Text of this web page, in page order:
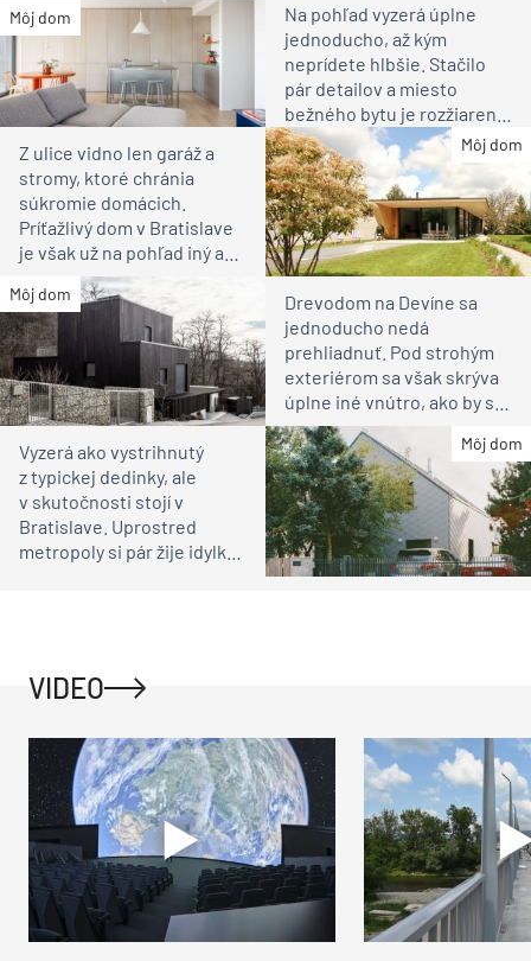
Môj dom
Na pohľad vyzerá úplne
jednoducho, až kým
neprídete hlbšie. Stačilo
pár detailov a miesto
bežného bytu je rozžiarené
bývanie pre rodinu
Môj dom
Z ulice vidno len garáž a
stromy, ktoré chránia
súkromie domácich.
Príťažlivý dom v Bratislave
je však už na pohľad iný ako
susedia
Môj dom
Drevodom na Devíne sa
jednoducho nedá
prehliadnuť. Pod strohým
exteriérom sa však skrýva
úplne iné vnútro, ako by ste
čakali
Môj dom
Vyzerá ako vystrihnutý
z typickej dedinky, ale
v skutočnosti stojí v
Bratislave. Uprostred
metropoly si pár žije idylku
VIDEO